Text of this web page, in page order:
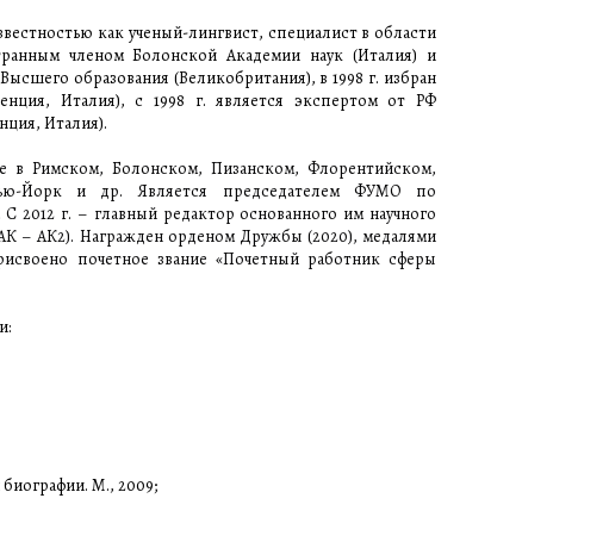
как ученый-лингвист, специалист в области
членом Болонской Академии наук (Италия) и
образования (Великобритания), в 1998 г. избран
Италия), с 1998 г. является экспертом от РФ
Италия).
в Римском, Болонском, Пизанском, Флорентийском,
Йорк и др. Является председателем ФУМО по
2012 г. – главный редактор основанного им научного
– АК2). Награжден орденом Дружбы (2020), медалями
почетное звание «Почетный работник сферы
М., 2009;